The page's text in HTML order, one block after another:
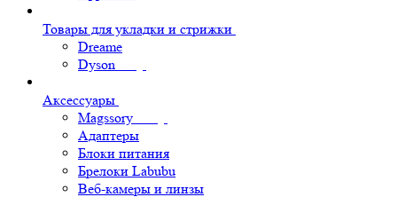
Товары для укладки и стрижки
Dreame
Dyson
Аксессуары
Magssory
Адаптеры
Блоки питания
Брелоки Labubu
Веб-камеры и линзы